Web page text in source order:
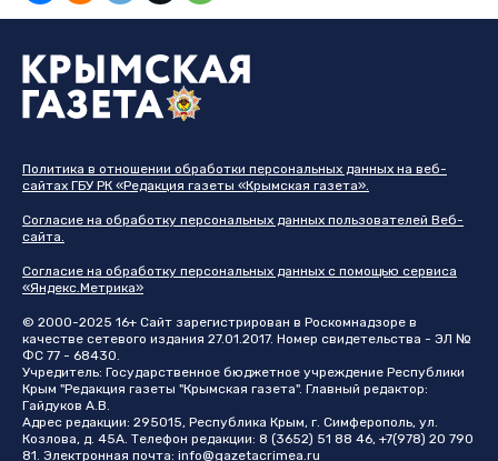
Политика в отношении обработки персональных данных на веб-
сайтах ГБУ РК «Редакция газеты «Крымская газета».
Согласие на обработку персональных данных пользователей Веб-
сайта.
Согласие на обработку персональных данных с помощью сервиса
«Яндекс.Метрика»
© 2000-2025 16+ Сайт зарегистрирован в Роскомнадзоре в
качестве сетевого издания 27.01.2017. Номер свидетельства - ЭЛ №
ФС 77 - 68430.
Учредитель: Государственное бюджетное учреждение Республики
Крым "Редакция газеты "Крымская газета". Главный редактор:
Гайдуков А.В.
Адрес редакции: 295015, Республика Крым, г. Симферополь, ул.
Козлова, д. 45А. Телефон редакции: 8 (3652) 51 88 46, +7(978) 20 790
81. Электронная почта: info@gazetacrimea.ru